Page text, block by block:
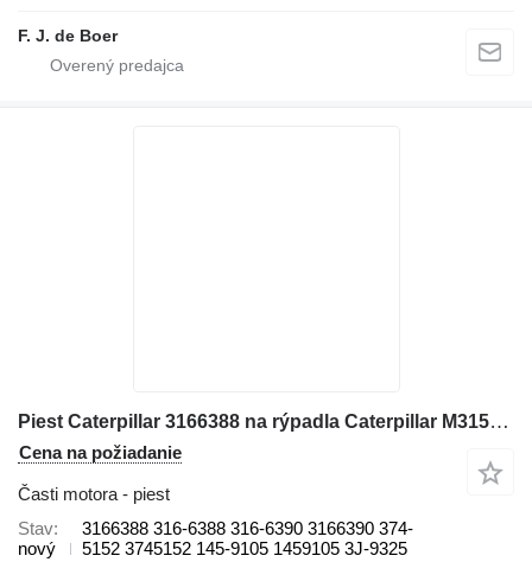
F. J. de Boer
Piest Caterpillar 3166388 na rýpadla Caterpillar M315D, M316D
Cena na požiadanie
Časti motora - piest
Stav
nový
3166388 316-6388 316-6390 3166390 374-
5152 3745152 145-9105 1459105 3J-9325